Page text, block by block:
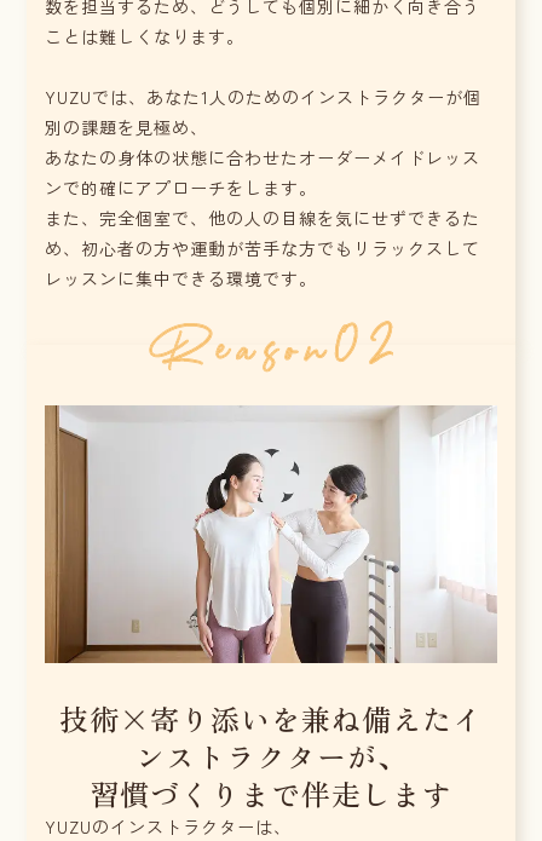
数を担当するため、どうしても個別に細かく向き合う
ことは難しくなります。
YUZUでは、あなた1人のためのインストラクターが個
別の課題を見極め、
あなたの身体の状態に合わせたオーダーメイドレッス
ンで的確にアプローチをします。
また、完全個室で、他の人の目線を気にせずできるた
め、初心者の方や運動が苦手な方でもリラックスして
レッスンに集中できる環境です。
技術×寄り添いを兼ね備えたイ
ンストラクターが、
習慣づくりまで伴走します
YUZUのインストラクターは、